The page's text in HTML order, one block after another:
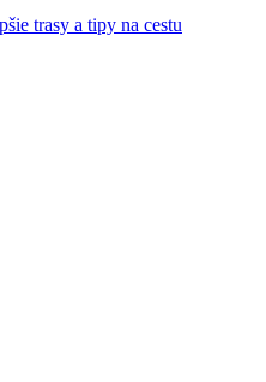
trasy a tipy na cestu